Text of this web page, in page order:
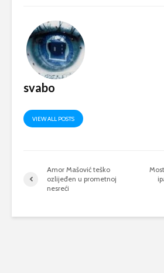
svabo
VIEW ALL POSTS
Amor Mašović teško
ozlijeđen u prometnoj
nesreći